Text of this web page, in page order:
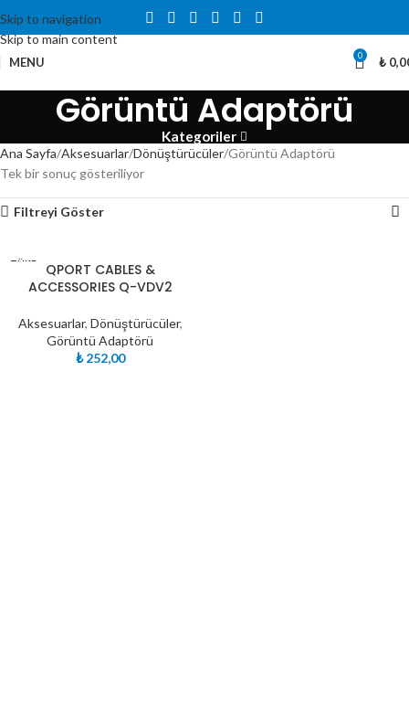
Skip to navigation
Skip to main content
MENU 0 ₺
Görüntü Adaptörü
Kategoriler
Ana Sayfa Aksesuarlar Dönüştürücüler Görüntü Adaptörü
Tek bir sonuç gösteriliyor
Filtreyi Göster
TÜKE
QPORT CABLES &
ACCESSORIES Q-VDV2
Aksesuarlar, Dönüştürücüler,
Görüntü Adaptörü
₺252,00